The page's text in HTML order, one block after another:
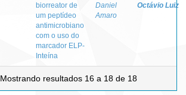
biorreator de
um peptídeo
antimicrobiano
com o uso do
marcador ELP-
Inteína
Daniel
Amaro
Octávio Luiz
Mostrando resultados 16 a 18 de 18